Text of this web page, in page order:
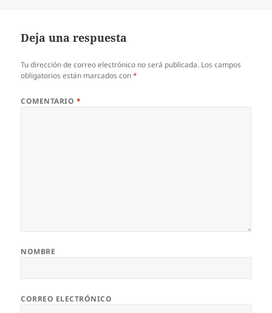
Deja una respuesta
Tu dirección de correo electrónico no será publicada. Los campos
obligatorios están marcados con*
COMENTARIO *
NOMBRE
CORREO ELECTRÓNICO